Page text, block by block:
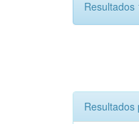
Resultados
Resultados